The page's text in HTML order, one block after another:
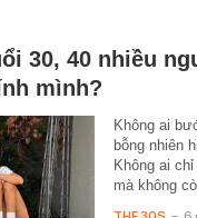
30, 40 nhiều
mình?
Không ai
bỗng nhiên
Không ai
mà không